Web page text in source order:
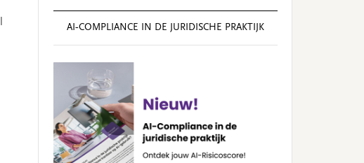
AI‑COMPLIANCE IN DE JURIDISCHE PRAKTIJK